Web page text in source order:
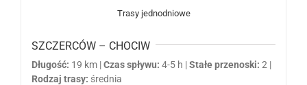
Trasy jednodniowe
SZCZERCÓW – CHOCIW
Długość: 19 km |Czas spływu: 4-5 h |Stałe przenoski: 2 |
Rodzaj trasy: średnia